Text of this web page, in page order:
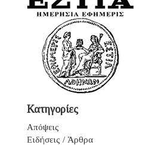
Κατηγορίες
Απόψεις
Ειδήσεις / Άρθρα